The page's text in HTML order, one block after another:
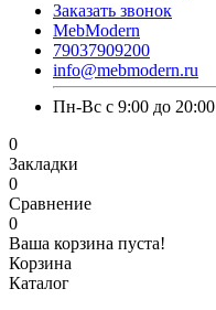
Заказать звонок
MebModern
79037909200
info@mebmodern.ru
Пн-Вс с 9:00 до 20:00
0
Закладки
0
Сравнение
0
Ваша корзина пуста!
Корзина
Каталог